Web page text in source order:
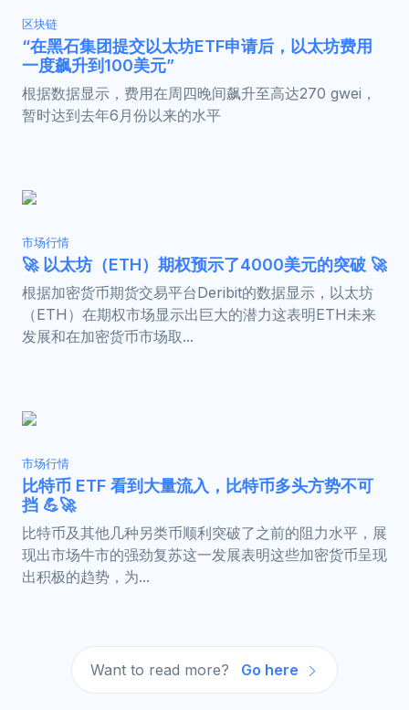
区块链
“在黑石集团提交以太坊ETF申请后，以太坊费用
一度飙升到100美元”
根据数据显示，费用在周四晚间飙升至高达270 gwei，
暂时达到去年6月份以来的水平
市场行情
🚀 以太坊（ETH）期权预示了4000美元的突破 🚀
根据加密货币期货交易平台Deribit的数据显示，以太坊
（ETH）在期权市场显示出巨大的潜力这表明ETH未来
发展和在加密货币市场取...
市场行情
比特币 ETF 看到大量流入，比特币多头方势不可
挡 💪🚀
比特币及其他几种另类币顺利突破了之前的阻力水平，展
现出市场牛市的强劲复苏这一发展表明这些加密货币呈现
出积极的趋势，为...
Want to read more? Go here